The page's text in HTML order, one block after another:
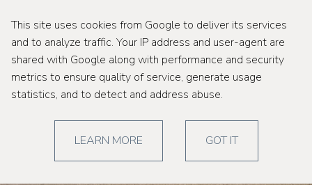
This site uses cookies from Google to deliver its services
and to analyze traffic. Your IP address and user-agent are
shared with Google along with performance and security
metrics to ensure quality of service, generate usage
statistics, and to detect and address abuse.
LEARN MORE GOT IT